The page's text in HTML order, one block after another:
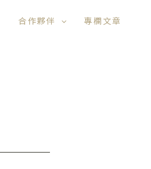
合作夥伴 專欄文章